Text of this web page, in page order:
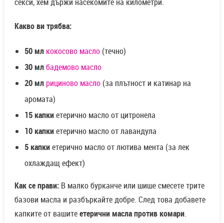
Какво ви трябва:
50 мл кокосово масло(течно)
30 млбадемово масло
20 мл рициново масло(за плътност и катинар на
аромата)
15 капкиетерично масло от цитронела
10 капкиетерично масло от лавандула
5 капкиетерично масло от лютива мента (за лек
охлаждащ ефект)
Как се прави:В малко бурканче или шише смесете трите
базови масла и разбъркайте добре. След това добавете
капките от вашитеетерични масла против комари.